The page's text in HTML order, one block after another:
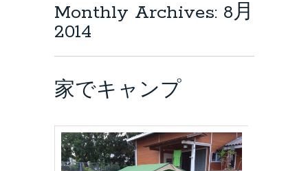
Monthly Archives: 8月
2014
家でキャンプ